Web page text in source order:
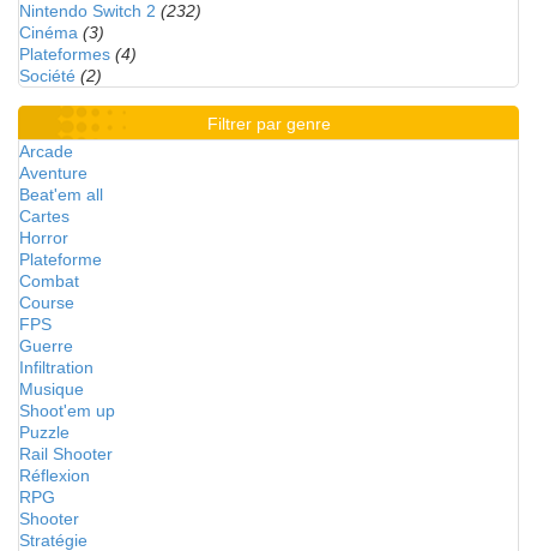
Nintendo Switch 2 (232)
Cinéma (3)
Plateformes (4)
Société (2)
Filtrer par genre
Arcade
Aventure
Beat'em all
Cartes
Horror
Plateforme
Combat
Course
FPS
Guerre
Infiltration
Musique
Shoot'em up
Puzzle
Rail Shooter
Réflexion
RPG
Shooter
Stratégie